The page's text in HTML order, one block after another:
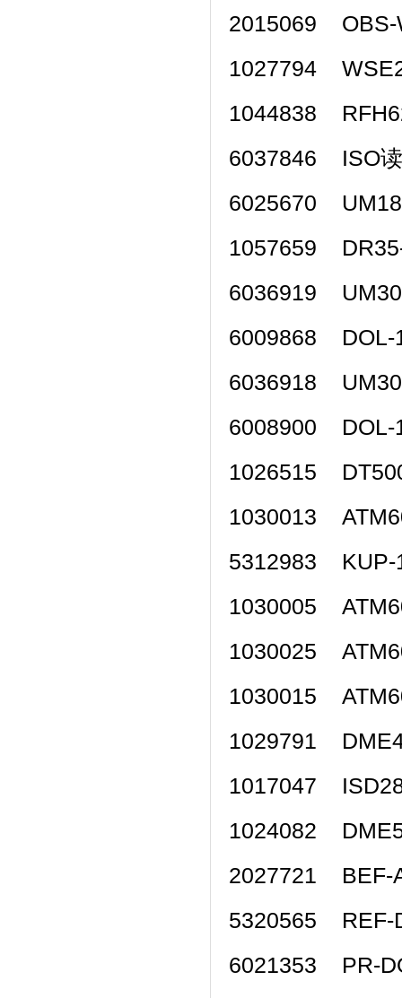
2015069
1027794
1044838
6037846 ISO
6025670
1057659
6036919
6009868
6036918
6008900
1026515
1030013
5312983
1030005
1030025
1030015
1029791
1017047
1024082
2027721
5320565
6021353 PR-